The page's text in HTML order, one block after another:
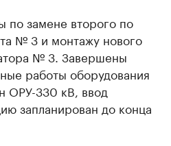
по замене второго по
№ 3 и монтажу нового
№ 3. Завершены
работы оборудования
ОРУ-330 кВ, ввод
запланирован до конца